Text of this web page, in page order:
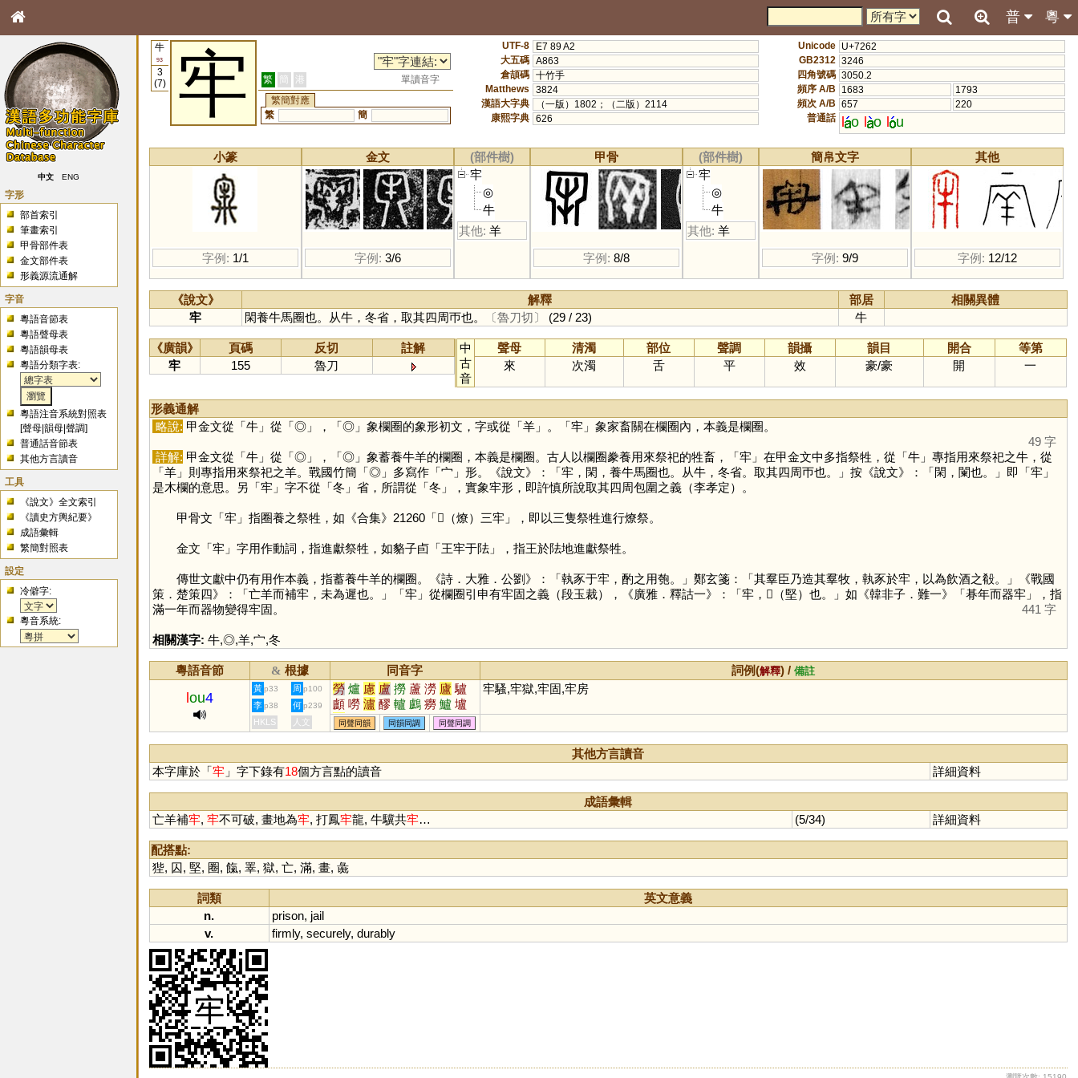
粵
普
中文 ENG
字形
部首索引
筆畫索引
甲骨部件表
金文部件表
形義源流通解
字音
粵語音節表
粵語聲母表
粵語韻母表
粵語分類字表:
粵語注音系統對照表
[聲母 |韻母 |聲調]
普通話音節表
其他方言讀音
工具
《說文》全文索引
《讀史方輿紀要》
成語彙輯
繁簡對照表
設定
冷僻字:
粵音系統:
牛
93
3
(7)
牢 繁 簡 港
單讀音字
繁簡對應
繁
簡
UTF-8
E7 89 A2
大五碼 A863
倉頡碼 十竹手
Matthews
3824
漢語大字典
（一版）1802；（二版）2114
康熙字典 626
Unicode U+7262
GB2312 3246
四角號碼 3050.2
頻序 A/B
1683
1793
頻次 A/B 657
220
普通話 l o l o l u
小篆
字例: 1/1
金文
字例: 3/6
(部件樹)
牢
◎
牛
其他: 羊
甲骨
字例: 8/8
(部件樹)
牢
◎
牛
其他: 羊
簡帛文字
字例: 9/9
其他
字例: 12/12
《說文》 解釋 部居
相關異體
牢
閑養牛馬圈也。从牛，冬省，取其四周帀也。 〔魯刀切〕 (29 / 23) 牛
《廣韻》 頁碼 反切
註解
牢
155 魯刀
中
古
音
聲母 清濁 部位 聲調 韻攝 韻目 開合
等第
來
次濁 舌 平 效 豪/豪 開 一
形義通解
略說: 甲金文從「牛」從「◎」，「◎」象欄圈的象形初文，字或從「羊」。「牢」象家畜關在欄圈內，本義是欄圈。
49 字
詳解: 甲金文從「牛」從「◎」，「◎」象蓄養牛羊的欄圈，本義是欄圈。古人以欄圈豢養用來祭祀的牲畜，「牢」在甲金文中多指祭牲，從「牛」專指用來祭祀之牛，從
「羊」則專指用來祭祀之羊。戰國竹簡「◎」多寫作「宀 」形。《說文》：「牢，閑，養牛馬圈也。从牛，冬省。取其四周帀也。」按《說文》：「閑，闌也。」即「牢」
是木欄的意思。另「牢」字不從「冬 」省，所謂從「冬 」，實象牢形，即許慎所說取其四周包圍之義（李孝定）。
甲骨文「牢」指圈養之祭牲，如《合集》21260「𤉲（燎）三牢」，即以三隻祭牲進行燎祭。
金文「牢」字用作動詞，指進獻祭牲，如貉子卣「王牢于阹」，指王於阹地進獻祭牲。
傳世文獻中仍有用作本義，指蓄養牛羊的欄圈。《詩．大雅．公劉》：「執豕于牢，酌之用匏。」鄭玄箋：「其羣臣乃造其羣牧，執豕於牢，以為飲酒之殽。」《戰國
策．楚策四》：「亡羊而補牢，未為遲也。」「牢」從欄圈引申有牢固之義（段玉裁），《廣雅．釋詁一》：「牢，𩋆（堅）也。」如《韓非子．難一》「朞年而器牢」，指
滿一年而器物變得牢固。
441 字
相關漢字: 牛,◎,羊,宀,冬
粵語音節 & 根據 同音字 詞例(解釋) /備註
ou4
黃 p33 周 p100 勞 爐 慮 盧 撈 蘆 澇 廬 驢
顱 嘮 瀘 醪 轤 鸕 癆 鱸 壚
臚 鐒 櫨 嶗 纑 艫 獹 簩 攎
璷 嚧 簝 蠦 罏 籚 謱 蟧 僗
玈 浶 鑪
牢騷,牢獄,牢固,牢房
李 p38 何 p239
HKLS 人文 同聲同韻 同韻同調 同聲同調
其他方言讀音
本字庫於「牢」字下錄有18個方言點的讀音 詳細資料
成語彙輯
亡羊補牢, 牢不可破, 畫地為牢, 打鳳牢龍, 牛驥共牢… (5/34) 詳細資料
配搭點:
狴, 囚, 堅, 圈, 餼, 睪, 獄, 亡, 滿, 畫, 彘
詞類
英文意義
n.
prison, jail
v.
firmly, securely, durably